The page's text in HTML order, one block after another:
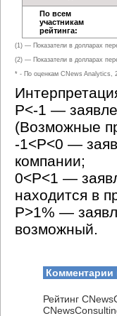
По всем
участникам
рейтинга:
(1) — Показатели в долларах
(2) — Показатели в долларах
* - По оценкам CNews Analytics,
Р<-1 —
(Возможные
-1<P<0 —
компании;
0<P<1 —
находится в
P>1% —
возможный.
Комментарии
Рейтинг